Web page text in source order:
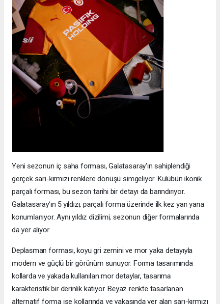
Yeni sezonun iç saha forması, Galatasaray’ın sahiplendiği
gerçek sarı-kırmızı renklere dönüşü simgeliyor. Kulübün ikonik
parçalı forması, bu sezon tarihi bir detayı da barındırıyor.
Galatasaray’ın 5 yıldızı, parçalı forma üzerinde ilk kez yan yana
konumlanıyor. Aynı yıldız dizilimi, sezonun diğer formalarında
da yer alıyor.
Deplasman forması, koyu gri zemini ve mor yaka detayıyla
modern ve güçlü bir görünüm sunuyor. Forma tasarımında
kollarda ve yakada kullanılan mor detaylar, tasarıma
karakteristik bir derinlik katıyor. Beyaz renkte tasarlanan
alternatif forma ise kollarında ve yakasında yer alan sarı-kırmızı